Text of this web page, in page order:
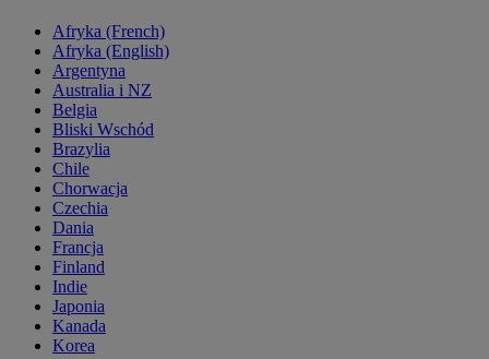
Afryka (French)
Afryka (English)
Argentyna
Australia i NZ
Belgia
Bliski Wschód
Brazylia
Chile
Chorwacja
Czechia
Dania
Francja
Finland
Indie
Japonia
Kanada
Korea